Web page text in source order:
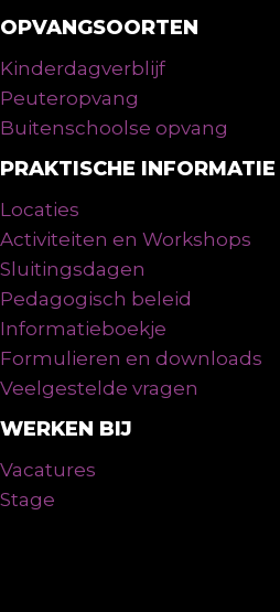
OPVANGSOORTEN
Kinderdagverblijf
Peuteropvang
Buitenschoolse opvang
PRAKTISCHE INFORMATIE
Locaties
Activiteiten en Workshops
Sluitingsdagen
Pedagogisch beleid
Informatieboekje
Formulieren en downloads
Veelgestelde vragen
WERKEN BIJ
Vacatures
Stage